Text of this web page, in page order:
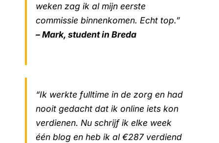
weken zag ik al mijn eerste
commissie binnenkomen. Echt top.”
– Mark, student in Breda
“Ik werkte fulltime in de zorg en had
nooit gedacht dat ik online iets kon
verdienen. Nu schrijf ik elke week
één blog en heb ik al €287 verdiend